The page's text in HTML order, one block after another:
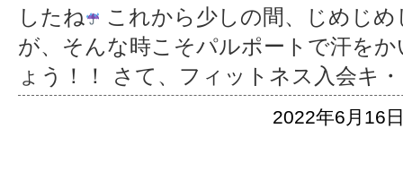
したね
これから少しの間、じめじ
が、そんな時こそパルポートで汗を
ょう！！ さて、フィットネス入会キ
2022年6月16